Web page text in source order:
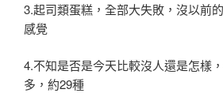
3.起司類蛋糕，全部大失敗，沒以前
感覺
4.不知是否是今天比較沒人還是怎樣
多，約29種